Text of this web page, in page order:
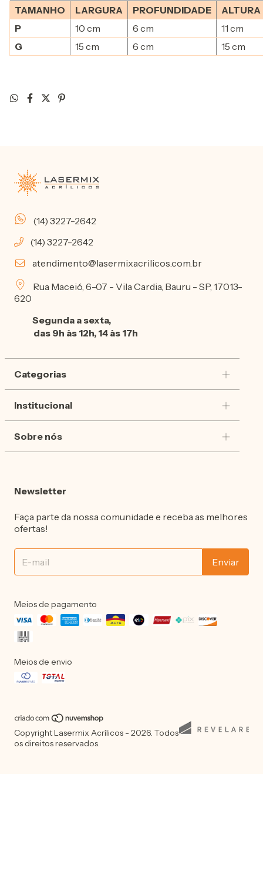
TAMANHO LARGURA PROFUNDIDADE
ALTURA
P
10 cm 6 cm
11 cm
G
15 cm 6 cm 15 cm
(14) 3227-2642
(14) 3227-2642
atendimento@lasermixacrilicos.com.br
Rua Maceió, 6-07 - Vila Cardia, Bauru - SP, 17013-
620
Segunda a sexta,
das 9h às 12h, 14 às 17h
Categorias
Institucional
Sobre nós
Newsletter
Faça parte da nossa comunidade e receba as melhores
ofertas!
Meios de pagamento
Meios de envio
Copyright Lasermix Acrílicos - 2026. Todos
os direitos reservados.